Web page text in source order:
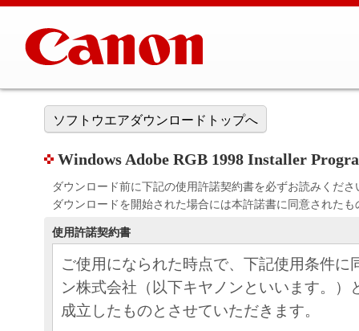
ソフトウエアダウンロードトップへ
Windows Adobe RGB 1998 Installer
ダウンロード前に下記の使用許諾契約書を必ずお読みくださ
ダウンロードを開始された場合には本許諾書に同意された
使用許諾契約書
ご使用になられた時点で、下記使用条件に
ン株式会社（以下キヤノンといいます。）
成立したものとさせていただきます。